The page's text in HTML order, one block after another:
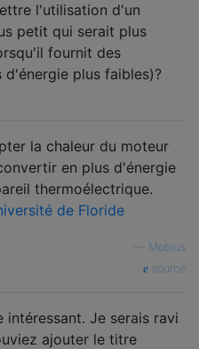
l'utilisation d'un
petit qui serait plus
fournit des
d'énergie plus faibles)?
la chaleur du moteur
en plus d'énergie
thermoélectrique.
de Floride
Mobius
source
intéressant. Je serais ravi
ajouter le titre